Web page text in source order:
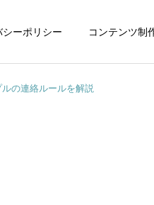
シーポリシー コンテンツ制
の連絡ルールを解説